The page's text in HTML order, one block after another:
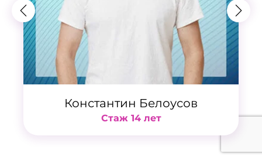
Константин Белоусов
Стаж 14 лет